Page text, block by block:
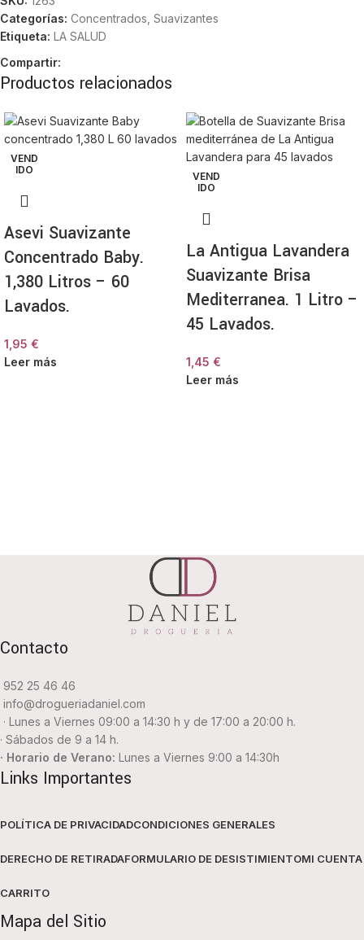
Categorías: Concentrados Suavizantes
Etiqueta: LA SALUD
Compartir:
Productos relacionados
VEND
IDO
Asevi Suavizante
Concentrado Baby.
1,380 Litros – 60
Lavados.
1,95 €
Leer más
VEND
IDO
La Antigua Lavandera
Suavizante Brisa
Mediterranea. 1 Litro –
45 Lavados.
1,45 €
Leer más
Contacto
952 25 46 46
info@drogueriadaniel.com
· Lunes a Viernes 09:00 a 14:30 h y de 17:00 a 20:00 h.
· Sábados de 9 a 14 h.
· Horario de Verano: Lunes a Viernes 9:00 a 14:30h
Links Importantes
POLÍTICA DE PRIVACIDADCONDICIONES GENERALES
DERECHO DE RETIRADAFORMULARIO DE DESISTIMIENTOMI CUENTA
CARRITO
Mapa del Sitio